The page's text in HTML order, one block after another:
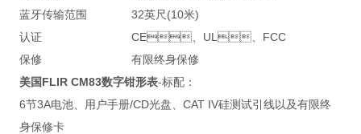
蓝牙传输范围
32英尺(10米)
认证
CE、UL、FCC
保修
有限终身保修
美国FLIR CM83数字钳形表-标配：
6节3A电池、用户手册/CD光盘、CAT IV硅测试引线以及有限终
身保修卡